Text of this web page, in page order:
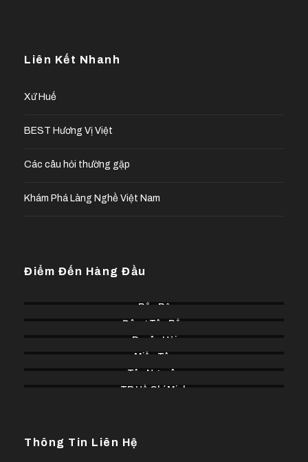
Liên Kết Nhanh
Xứ Huế
BEST Hương Vị Việt
Các câu hỏi thường gặp
Khám Phá Làng Nghề Việt Nam
Điểm Đến Hàng Đầu
Bắc Bộ
Đông Tây Bắc
Duyên Hải
Miền Tây
Tây Nguyên
TP Hồ Chí Minh
Thông Tin Liên Hệ